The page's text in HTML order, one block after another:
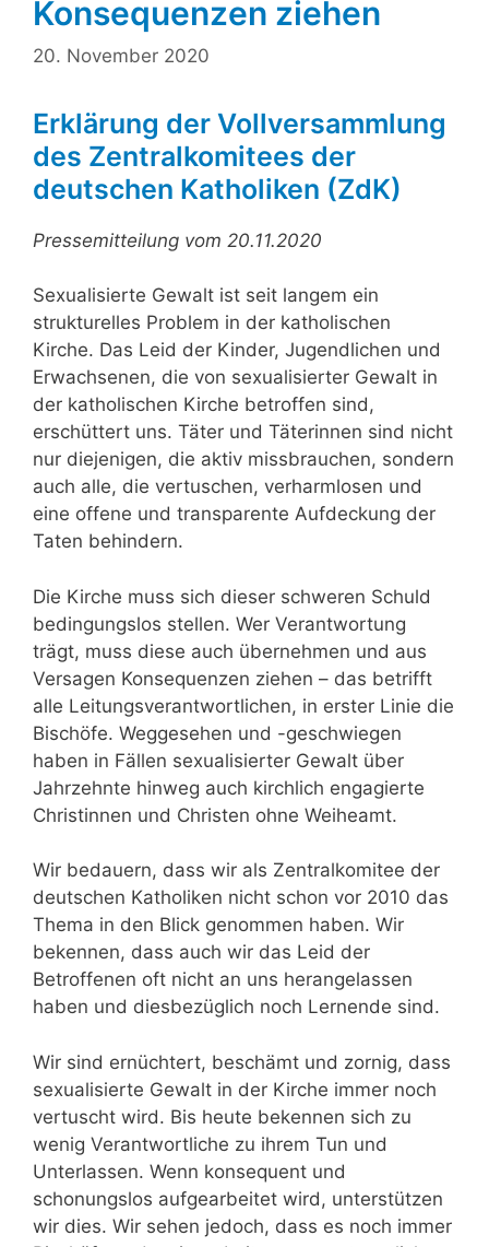
Konsequenzen ziehen
20. November 2020
Erklärung der Vollversammlung
des Zentralkomitees der
deutschen Katholiken (ZdK)
Pressemitteilung vom 20.11.2020
Sexualisierte Gewalt ist seit langem ein
strukturelles Problem in der katholischen
Kirche. Das Leid der Kinder, Jugendlichen und
Erwachsenen, die von sexualisierter Gewalt in
der katholischen Kirche betroffen sind,
erschüttert uns. Täter und Täterinnen sind nicht
nur diejenigen, die aktiv missbrauchen, sondern
auch alle, die vertuschen, verharmlosen und
eine offene und transparente Aufdeckung der
Taten behindern.
Die Kirche muss sich dieser schweren Schuld
bedingungslos stellen. Wer Verantwortung
trägt, muss diese auch übernehmen und aus
Versagen Konsequenzen ziehen – das betrifft
alle Leitungsverantwortlichen, in erster Linie die
Bischöfe. Weggesehen und -geschwiegen
haben in Fällen sexualisierter Gewalt über
Jahrzehnte hinweg auch kirchlich engagierte
Christinnen und Christen ohne Weiheamt.
Wir bedauern, dass wir als Zentralkomitee der
deutschen Katholiken nicht schon vor 2010 das
Thema in den Blick genommen haben. Wir
bekennen, dass auch wir das Leid der
Betroffenen oft nicht an uns herangelassen
haben und diesbezüglich noch Lernende sind.
Wir sind ernüchtert, beschämt und zornig, dass
sexualisierte Gewalt in der Kirche immer noch
vertuscht wird. Bis heute bekennen sich zu
wenig Verantwortliche zu ihrem Tun und
Unterlassen. Wenn konsequent und
schonungslos aufgearbeitet wird, unterstützen
wir dies. Wir sehen jedoch, dass es noch immer